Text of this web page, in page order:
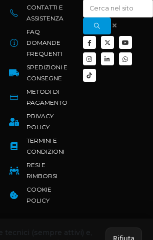
CONTATTI E
ASSISTENZA
FAQ
DOMANDE
FREQUENTI
SPEDIZIONI E
CONSEGNE
METODI DI
PAGAMENTO
PRIVACY
POLICY
TERMINI E
CONDIZIONI
RESI E
RIMBORSI
COOKIE
POLICY
tecnici (sempre attivi) e,